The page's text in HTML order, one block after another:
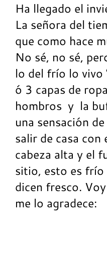
Ha llegado el
La señora del
que como hace
No sé, no sé,
lo del frío lo vivo
ó 3 capas de
hombros y la
una sensación
salir de casa con
cabeza alta y el
sitio, esto es
dicen fresco.
me lo agradece: